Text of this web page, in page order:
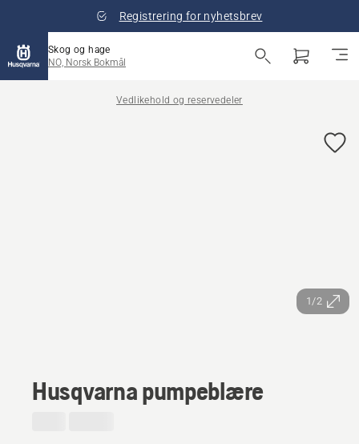
Registrering for nyhetsbrev
Skog og hage
NO, Norsk Bokmål
Vedlikehold og reservedeler
1/2
Husqvarna pumpeblære